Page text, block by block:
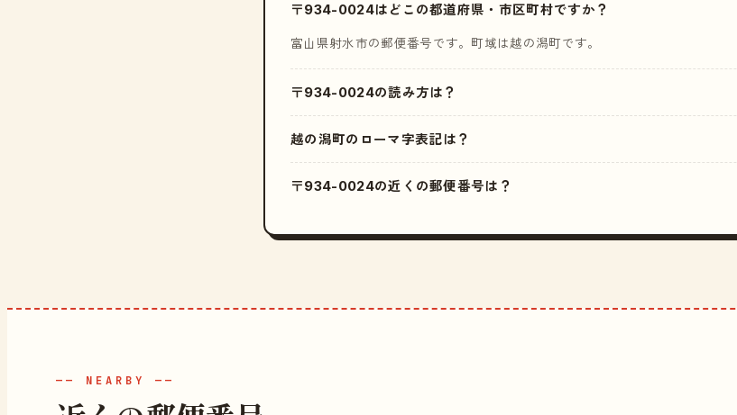
〒934-0024はどこの都道府県・市区町村ですか？
富山県射水市の郵便番号です。町域は越の潟町です。
〒934-0024の読み方は？
越の潟町のローマ字表記は？
〒934-0024の近くの郵便番号は？
—— NEARBY ——